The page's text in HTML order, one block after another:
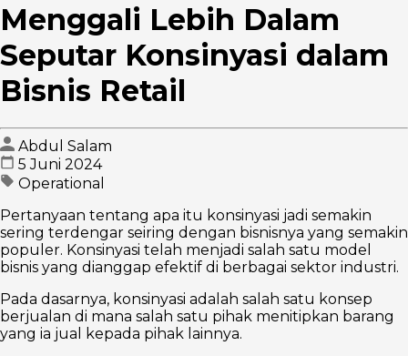
Menggali Lebih Dalam
Seputar Konsinyasi dalam
Bisnis Retail
Abdul Salam
5 Juni 2024
Operational
Pertanyaan tentang apa itu konsinyasi jadi semakin
sering terdengar seiring dengan bisnisnya yang semakin
populer. Konsinyasi telah menjadi salah satu model
bisnis yang dianggap efektif di berbagai sektor industri.
Pada dasarnya, konsinyasi adalah salah satu konsep
berjualan di mana salah satu pihak menitipkan barang
yang ia jual kepada pihak lainnya.